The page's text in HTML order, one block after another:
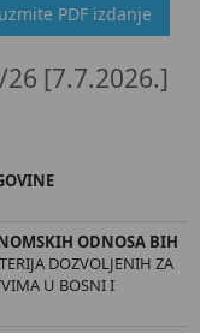
26 7.7.2026.
kratki uvid u
PDF izdanje
[7.7.2026.]
ODNOSA BIH
DOZVOLJENIH ZA
U BOSNI I